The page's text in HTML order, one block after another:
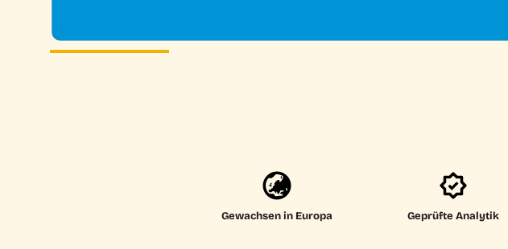
Gewachsen in Europa Geprüfte Analytik